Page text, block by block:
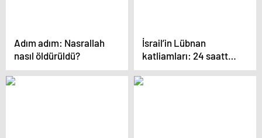
Adım adım: Nasrallah
nasıl öldürüldü?
İsrail’in Lübnan
katliamları: 24 saatte
105 ölüm